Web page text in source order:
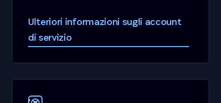
Ulteriori informazioni sugli account
di servizio